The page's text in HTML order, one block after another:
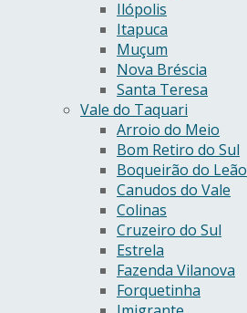
Ilópolis
Itapuca
Muçum
Nova Bréscia
Santa Teresa
Vale do Taquari
Arroio do Meio
Bom Retiro do Sul
Boqueirão do Leão
Canudos do Vale
Colinas
Cruzeiro do Sul
Estrela
Fazenda Vilanova
Forquetinha